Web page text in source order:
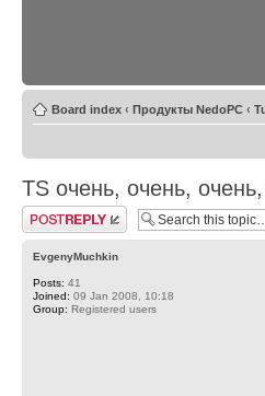
Board index ‹ Продукты NedoPC ‹
TS очень, очень,
Post a reply
EvgenyMuchkin
Posts: 41
Joined: 09 Jan 2008, 10:18
Group: Registered users